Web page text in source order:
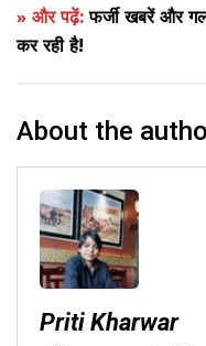
» और पढ़ें:फर्जी खबरें और
कर रही है!
About the
Priti Kharwar